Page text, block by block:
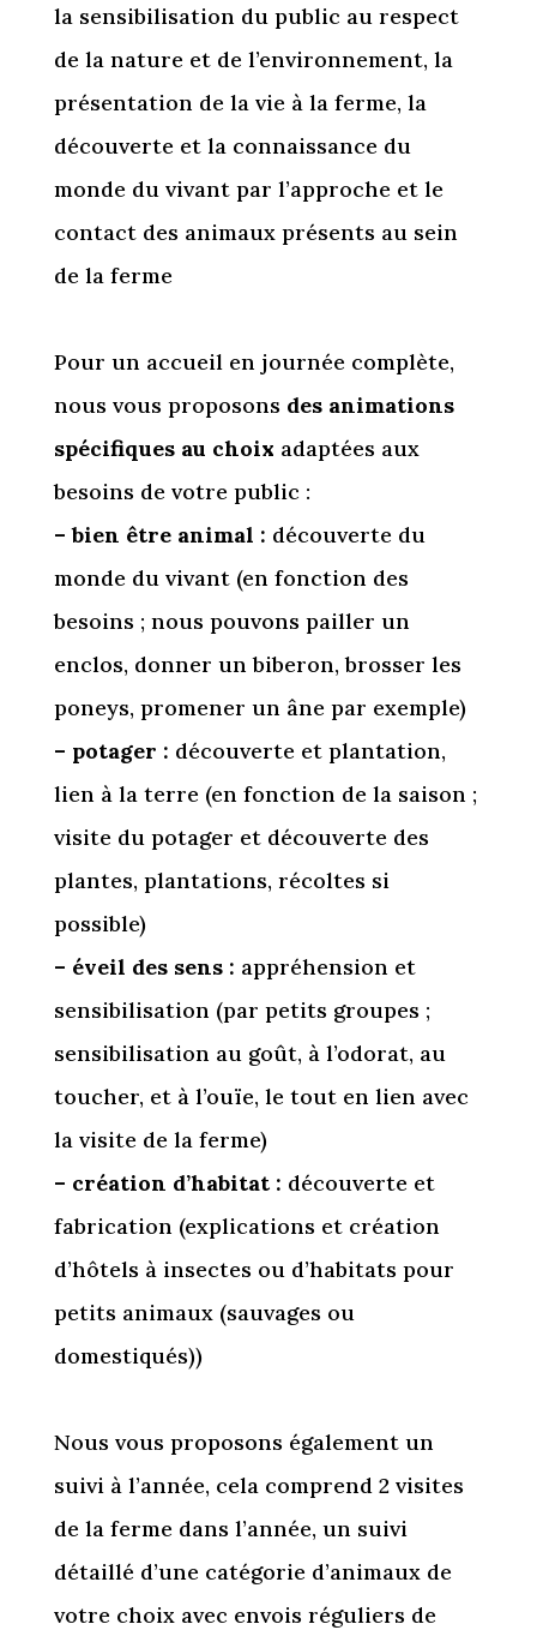
la sensibilisation du public au respect
de la nature et de l’environnement, la
présentation de la vie à la ferme, la
découverte et la connaissance du
monde du vivant par l’approche et le
contact des animaux présents au sein
de la ferme
Pour un accueil en journée complète,
nous vous proposons des animations
spécifiques au choix adaptées aux
besoins de votre public :
– bien être animal : découverte du
monde du vivant (en fonction des
besoins ; nous pouvons pailler un
enclos, donner un biberon, brosser les
poneys, promener un âne par exemple)
– potager : découverte et plantation,
lien à la terre (en fonction de la saison ;
visite du potager et découverte des
plantes, plantations, récoltes si
possible)
– éveil des sens : appréhension et
sensibilisation (par petits groupes ;
sensibilisation au goût, à l’odorat, au
toucher, et à l’ouïe, le tout en lien avec
la visite de la ferme)
– création d’habitat : découverte et
fabrication (explications et création
d’hôtels à insectes ou d’habitats pour
petits animaux (sauvages ou
domestiqués))
Nous vous proposons également un
suivi à l’année, cela comprend 2 visites
de la ferme dans l’année, un suivi
détaillé d’une catégorie d’animaux de
votre choix avec envois réguliers de